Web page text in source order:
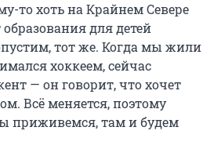
то хоть на Крайнем Севере
образования для детей
тот же. Когда мы жили
хоккеем, сейчас
— он говорит, что хочет
Всё меняется, поэтому
приживемся, там и будем